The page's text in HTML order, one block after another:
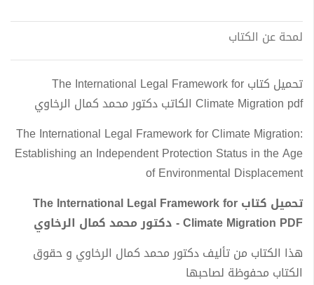
لمحة عن الكتاب
تحميل كتاب The International Legal Framework for
Climate Migration pdf الكاتب دكتور محمد كمال الرخاوي
The International Legal Framework for Climate Migration:
Establishing an Independent Protection Status in the Age
of Environmental Displacement
تحميل كتاب The International Legal Framework for
Climate Migration PDF - دكتور محمد كمال الرخاوي
هذا الكتاب من تأليف دكتور محمد كمال الرخاوي و حقوق
الكتاب محفوظة لصاحبها